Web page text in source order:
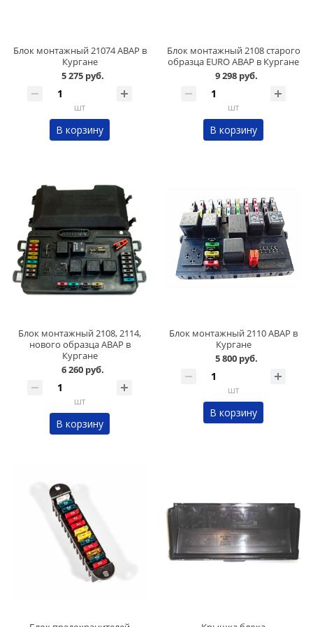
Блок монтажный 21074 АВАР в
Кургане
5 275 руб.
шт
В корзину
Блок монтажный 2108 старого
образца EURO АВАР в Кургане
9 298 руб.
шт
В корзину
Блок монтажный 2108, 2114,
нового образца АВАР в
Кургане
6 260 руб.
шт
В корзину
Блок монтажный 2110 АВАР в
Кургане
5 800 руб.
шт
В корзину